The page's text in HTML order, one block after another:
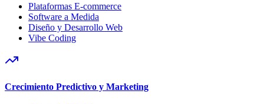
Plataformas E-commerce
Software a Medida
Diseño y Desarrollo Web
Vibe Coding
Crecimiento Predictivo y Marketing